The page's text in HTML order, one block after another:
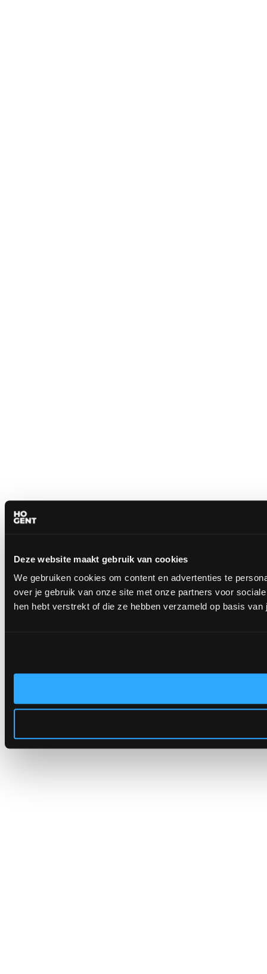
Deze website maakt gebruik van cookies
We gebruiken cookies om content en advertenties te
over je gebruik van onze site met onze partners voor
hen hebt verstrekt of die ze hebben verzameld op basis van